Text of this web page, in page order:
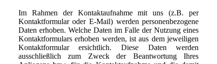
Im Rahmen der Kontaktaufnahme mit uns (z.B. per
Kontaktformular oder E-Mail) werden personenbezogene
Daten erhoben. Welche Daten im Falle der Nutzung eines
Kontaktformulars erhoben werden, ist aus dem jeweiligen
Kontaktformular ersichtlich. Diese Daten werden
ausschließlich zum Zweck der Beantwortung Ihres